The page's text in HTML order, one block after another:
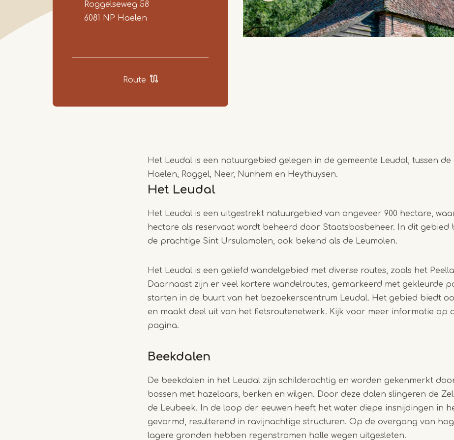
Roggelseweg 58
6081 NP Haelen
Route
Item
1
of
Het Leudal is een natuurgebied gelegen in de gemeente Leudal, tussen
Haelen, Roggel, Neer, Nunhem en Heythuysen.
Het Leudal
Het Leudal is een uitgestrekt natuurgebied van ongeveer 900 hectare,
hectare als reservaat wordt beheerd door Staatsbosbeheer. In dit gebied
de prachtige Sint Ursulamolen, ook bekend als de Leumolen.
Het Leudal is een geliefd wandelgebied met diverse routes, zoals het
Daarnaast zijn er veel kortere wandelroutes, gemarkeerd met gekleurde
starten in de buurt van het bezoekerscentrum Leudal. Het gebied biedt
en maakt deel uit van het fietsroutenetwerk. Kijk voor meer informatie op
pagina.
Beekdalen
De beekdalen in het Leudal zijn schilderachtig en worden gekenmerkt
bossen met hazelaars, berken en wilgen. Door deze dalen slingeren de
de Leubeek. In de loop der eeuwen heeft het water diepe insnijdingen in
gevormd, resulterend in ravijnachtige structuren. Op de overgang van
lagere gronden hebben regenstromen holle wegen uitgesleten.